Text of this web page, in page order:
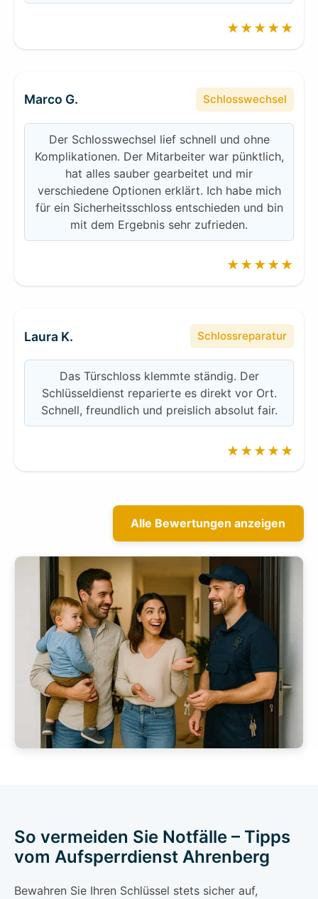
★★★★★
Marco G. Schlosswechsel
Der Schlosswechsel lief schnell und ohne
Komplikationen. Der Mitarbeiter war pünktlich,
hat alles sauber gearbeitet und mir
verschiedene Optionen erklärt. Ich habe mich
für ein Sicherheitsschloss entschieden und bin
mit dem Ergebnis sehr zufrieden.
★★★★★
Laura K. Schlossreparatur
Das Türschloss klemmte ständig. Der
Schlüsseldienst reparierte es direkt vor Ort.
Schnell, freundlich und preislich absolut fair.
★★★★★
Alle Bewertungen anzeigen
So vermeiden Sie Notfälle – Tipps
vom Aufsperrdienst Ahrenberg
Bewahren Sie Ihren Schlüssel stets sicher auf,